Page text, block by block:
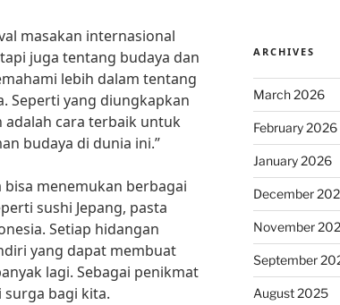
masakan internasional
juga tentang budaya dan
lebih dalam tentang
Seperti yang diungkapkan
adalah cara terbaik untuk
budaya di dunia ini.”
menemukan berbagai
sushi Jepang, pasta
Setiap hidangan
yang dapat membuat
lagi. Sebagai penikmat
surga bagi kita.
ARCHIVES
March 2026
February 2026
January 2026
December
November
September
August 2025